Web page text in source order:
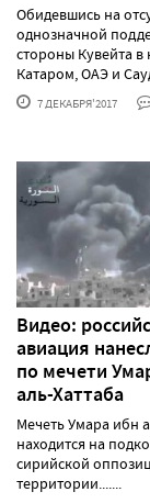
Обидевшись на
однозначной
стороны Кувейта в
Катаром, ОАЭ и
7 ДЕКАБРЯ'2017
Видео:
авиация
по мечети
аль-Хаттаба
Мечеть Умара ибн
находится на
сирийской
территории.......